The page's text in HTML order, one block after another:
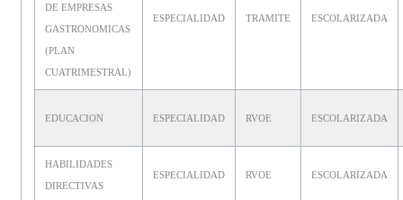
DE EMPRESAS
GASTRONOMICAS
(PLAN
CUATRIMESTRAL)
ESPECIALIDAD TRAMITE ESCOLARIZADA
EDUCACION ESPECIALIDAD RVOE ESCOLARIZADA
HABILIDADES
DIRECTIVAS
ESPECIALIDAD RVOE ESCOLARIZADA